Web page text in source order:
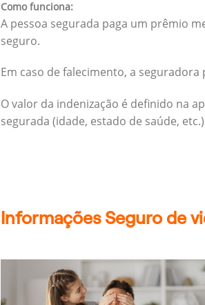
Como funciona:
A pessoa segurada paga um prêmio
seguro.
Em caso de falecimento, a
O valor da indenização é definido na
segurada (idade, estado de saúde,
Informações Seguro de